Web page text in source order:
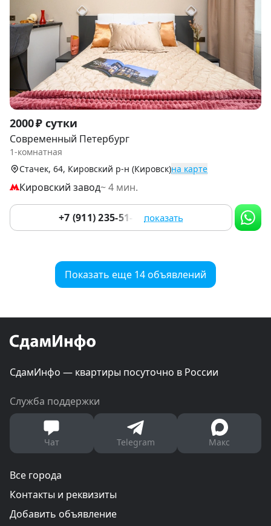
Item
1
of
2000 ₽ сутки
Современный Петербург
1-комнатная
Стачек, 64, Кировский р-н (Кировск)на карте
Кировский завод~ 4 мин.
+7 (911) 235-51-10 показать
Показать еще 14 объявлений
СдамИнфо — квартиры посуточно в России
Служба поддержки
Чат Telegram Макс
Все города
Контакты и реквизиты
Добавить объявление